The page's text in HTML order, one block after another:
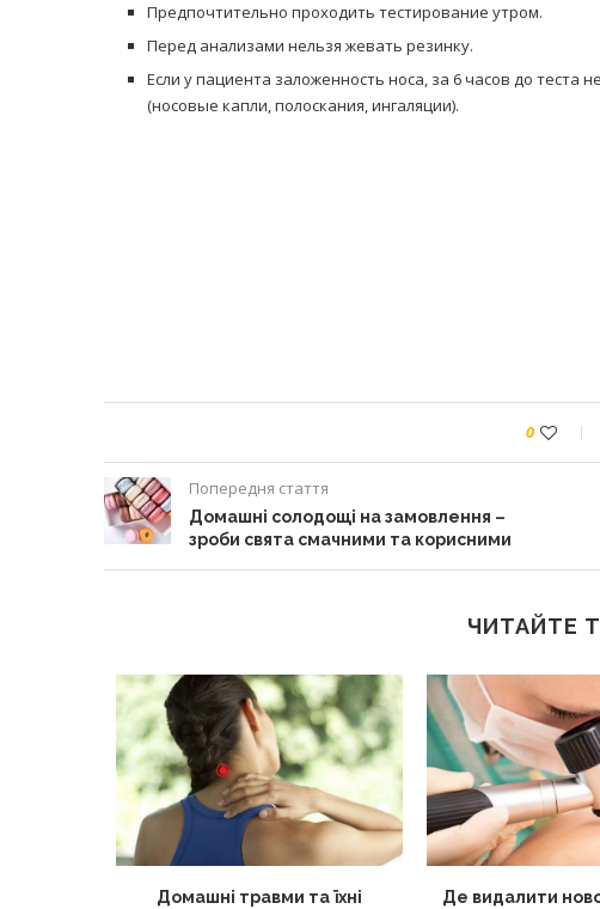
Предпочтительно проходить тестирование утром.
Перед анализами нельзя жевать резинку.
Если у пациента заложенность носа, за 6 часов до
(носовые капли, полоскания, ингаляции).
0
Попередня стаття
Домашні солодощі на замовлення –
зроби свята смачними та корисними
ЧИТАЙТЕ
Домашні травми та їхні
Де видалити